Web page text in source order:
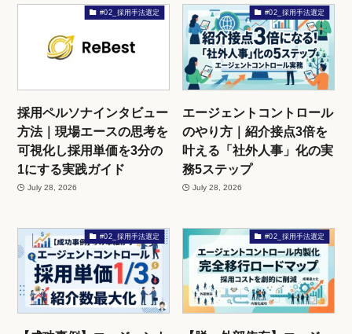
#02_採用手法選定
採用ペルソナインタビュー
方法｜現場エースの思考を
可視化し採用単価を3分の
1にする実践ガイド
July 28, 2026
#02_採用手法選定
エージェントコントロール
のやり方｜紹介接点3倍を
叶える「社外人事」化の実
務5ステップ
July 28, 2026
#02_採用手法選定 #02_採用手法選定